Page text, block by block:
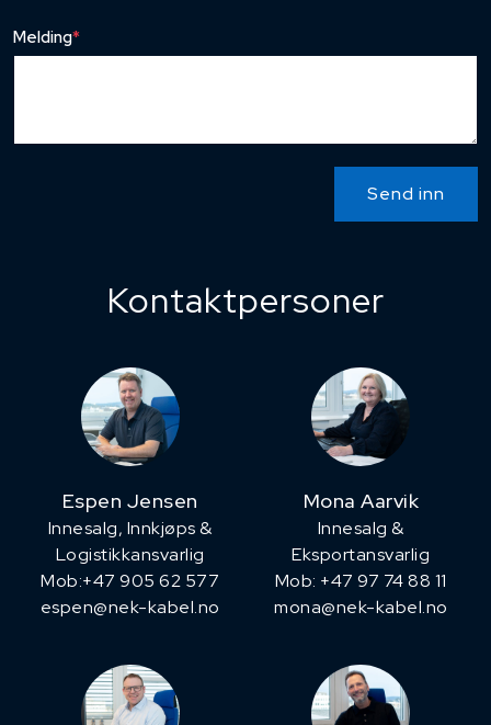
Melding*
Send inn
Kontaktpersoner
Espen Jensen
Innesalg, ​Innkjøps &
Logistikkansvarlig
Mob:+47 905 62 577
espen@nek-kabel.no
Mona Aarvik
Innesalg &
Eksportansvarlig
Mob: +47 97 74 88 11
mona@nek-kabel.no